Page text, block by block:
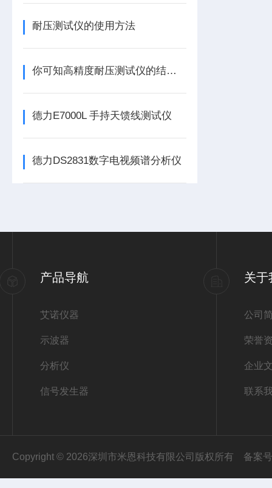
耐压测试仪的使用方法
你可知高精度耐压测试仪的结构组成是什么吗
德力E7000L 手持天馈线测试仪
德力DS2831数字电视频谱分析仪
产品导航
艾诺仪器
示波器
分析仪
信号发生器
关于
公司
荣誉
企业
联系
Copyright © 2026深圳市米恩科技有限公司版权所有 备案